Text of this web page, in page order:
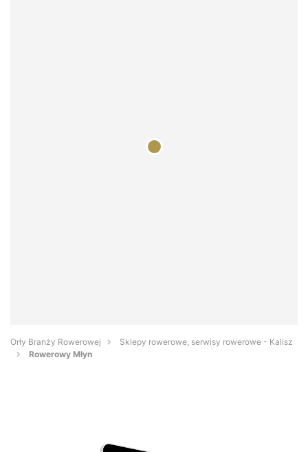
Orły Branży Rowerowej
Sklepy rowerowe, serwisy rowerowe - Kalisz
Rowerowy Młyn